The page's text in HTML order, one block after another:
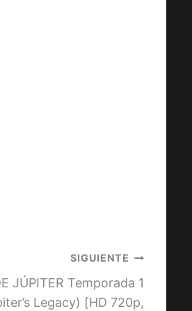
SIGUIENTE
JÚPITER Temporada 1
Legacy) [HD 720p,